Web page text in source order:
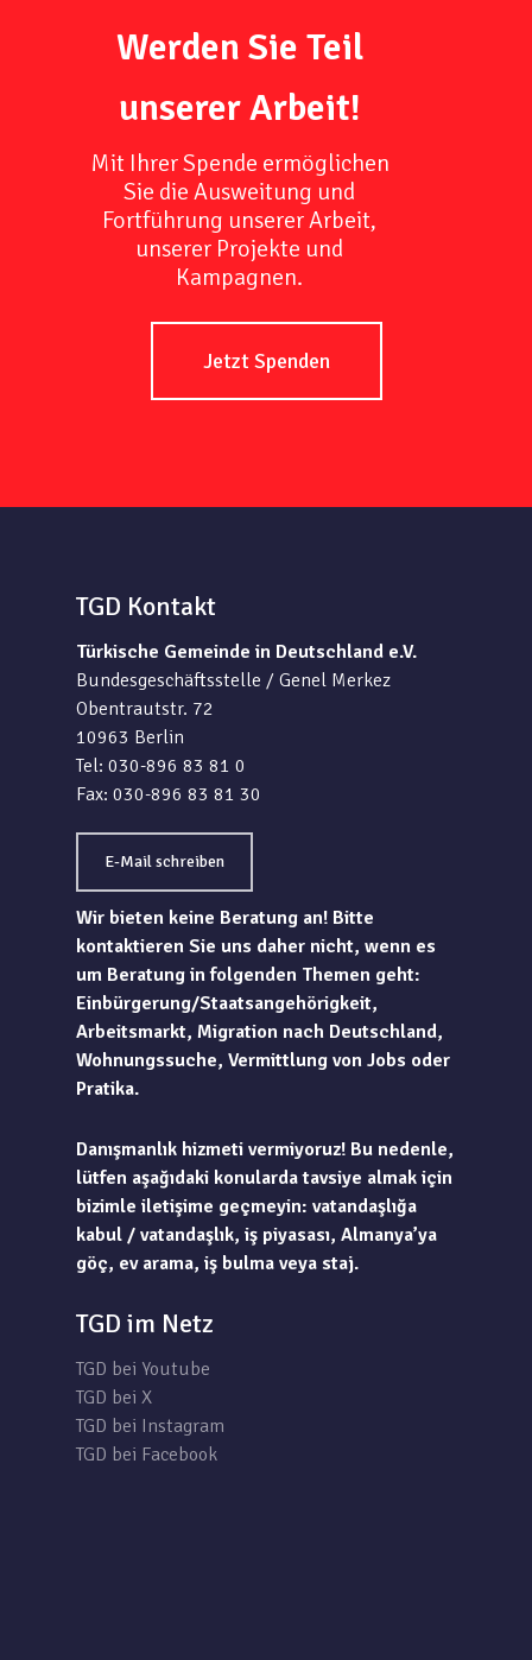
Werden Sie Teil
unserer Arbeit!
Mit Ihrer Spende ermöglichen
Sie die Ausweitung und
Fortführung unserer Arbeit,
unserer Projekte und
Kampagnen.
Jetzt Spenden
TGD Kontakt
Türkische Gemeinde in Deutschland e.V.
Bundesgeschäftsstelle / Genel Merkez
Obentrautstr. 72
10963 Berlin
Tel: 030-896 83 81 0
Fax: 030-896 83 81 30
E-Mail schreiben
Wir bieten keine Beratung an! Bitte
kontaktieren Sie uns daher nicht, wenn es
um Beratung in folgenden Themen geht:
Einbürgerung/Staatsangehörigkeit,
Arbeitsmarkt, Migration nach Deutschland,
Wohnungssuche, Vermittlung von Jobs oder
Pratika.
Danışmanlık hizmeti vermiyoruz! Bu nedenle,
lütfen aşağıdaki konularda tavsiye almak için
bizimle iletişime geçmeyin: vatandaşlığa
kabul / vatandaşlık, iş piyasası, Almanya’ya
göç, ev arama, iş bulma veya staj.
TGD im Netz
TGD bei Youtube
TGD bei X
TGD bei Instagram
TGD bei Facebook